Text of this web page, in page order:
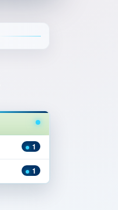
1
1